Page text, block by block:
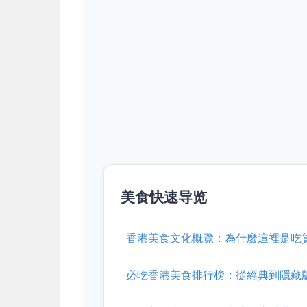
美食快速导览
香港美食文化概覽：為什麼這裡是吃
必吃香港美食排行榜：從經典到隱藏